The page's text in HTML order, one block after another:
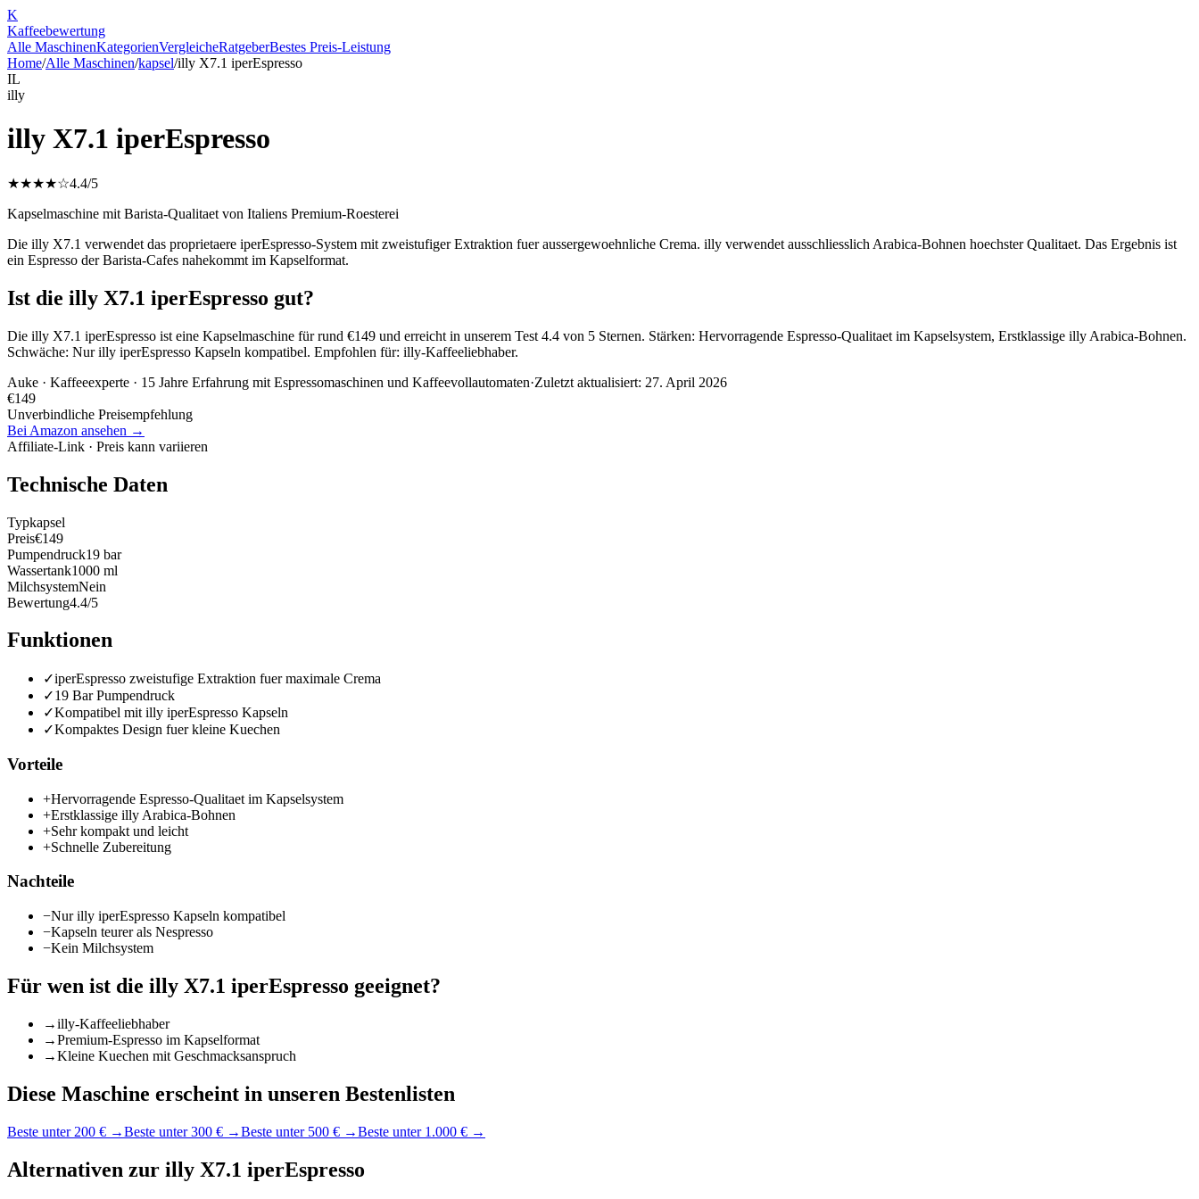
K
Kaffeebewertung
Alle MaschinenKategorienVergleicheRatgeberBestes Preis-Leistung
Home/Alle Maschinen/kapsel/illy X7.1 iperEspresso
IL
illy
illy X7.1 iperEspresso
★★★★☆4.4/5
Kapselmaschine mit Barista-Qualitaet von Italiens Premium-Roesterei
Die illy X7.1 verwendet das proprietaere iperEspresso-System mit zweistufiger Extraktion fuer aussergewoehnliche Crema. illy verwendet ausschliesslich Arabica-Bohnen hoechster Qualitaet. Das Ergebnis ist
ein Espresso der Barista-Cafes nahekommt im Kapselformat.
Ist die illy X7.1 iperEspresso gut?
Die illy X7.1 iperEspresso ist eine Kapselmaschine für rund €149 und erreicht in unserem Test 4.4 von 5 Sternen. Stärken: Hervorragende Espresso-Qualitaet im Kapselsystem, Erstklassige illy Arabica-Bohnen.
Schwäche: Nur illy iperEspresso Kapseln kompatibel. Empfohlen für: illy-Kaffeeliebhaber.
Auke · Kaffeeexperte · 15 Jahre Erfahrung mit Espressomaschinen und Kaffeevollautomaten·Zuletzt aktualisiert: 27. April 2026
€149
Unverbindliche Preisempfehlung
Bei Amazon ansehen →
Affiliate-Link · Preis kann variieren
Technische Daten
Typkapsel
Preis€149
Pumpendruck19 bar
Wassertank1000 ml
MilchsystemNein
Bewertung4.4/5
Funktionen
✓iperEspresso zweistufige Extraktion fuer maximale Crema
✓19 Bar Pumpendruck
✓Kompatibel mit illy iperEspresso Kapseln
✓Kompaktes Design fuer kleine Kuechen
Vorteile
+Hervorragende Espresso-Qualitaet im Kapselsystem
+Erstklassige illy Arabica-Bohnen
+Sehr kompakt und leicht
+Schnelle Zubereitung
Nachteile
−Nur illy iperEspresso Kapseln kompatibel
−Kapseln teurer als Nespresso
−Kein Milchsystem
Für wen ist die illy X7.1 iperEspresso geeignet?
→illy-Kaffeeliebhaber
→Premium-Espresso im Kapselformat
→Kleine Kuechen mit Geschmacksanspruch
Diese Maschine erscheint in unseren Bestenlisten
Beste unter 200 € →Beste unter 300 € →Beste unter 500 € →Beste unter 1.000 € →
Alternativen zur illy X7.1 iperEspresso